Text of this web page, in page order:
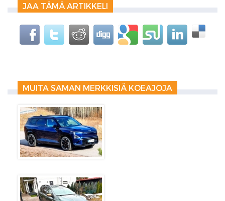
JAA TÄMÄ ARTIKKELI
MUITA SAMAN MERKKISIÄ KOEAJOJA